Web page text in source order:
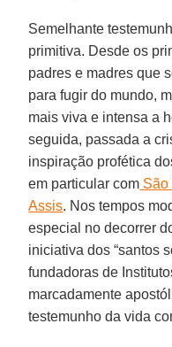
Semelhante
primitiva. Desde os
padres e madres que
para fugir do mundo,
mais viva e intensa a
seguida, passada a
inspiração profética
em particular com
Assis. Nos tempos
especial no decorrer
iniciativa dos “santos
fundadoras de
marcadamente
testemunho da vida